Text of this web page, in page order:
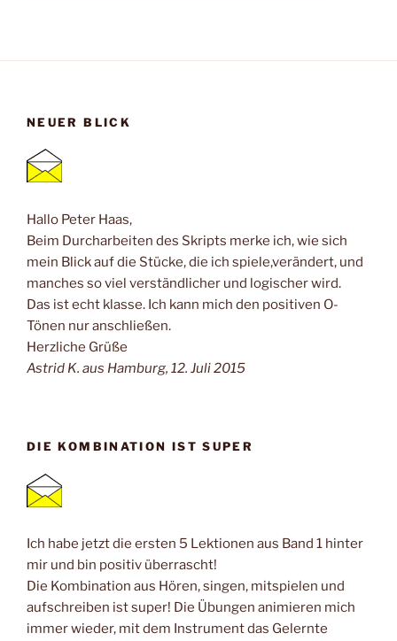
NEUER BLICK
Hallo Peter Haas,
Beim Durcharbeiten des Skripts merke ich, wie sich
mein Blick auf die Stücke, die ich spiele,verändert, und
manches so viel verständlicher und logischer wird.
Das ist echt klasse. Ich kann mich den positiven O-
Tönen nur anschließen.
Herzliche Grüße
Astrid K. aus Hamburg, 12. Juli 2015
DIE KOMBINATION IST SUPER
Ich habe jetzt die ersten 5 Lektionen aus Band 1 hinter
mir und bin positiv überrascht!
Die Kombination aus Hören, singen, mitspielen und
aufschreiben ist super! Die Übungen animieren mich
immer wieder, mit dem Instrument das Gelernte